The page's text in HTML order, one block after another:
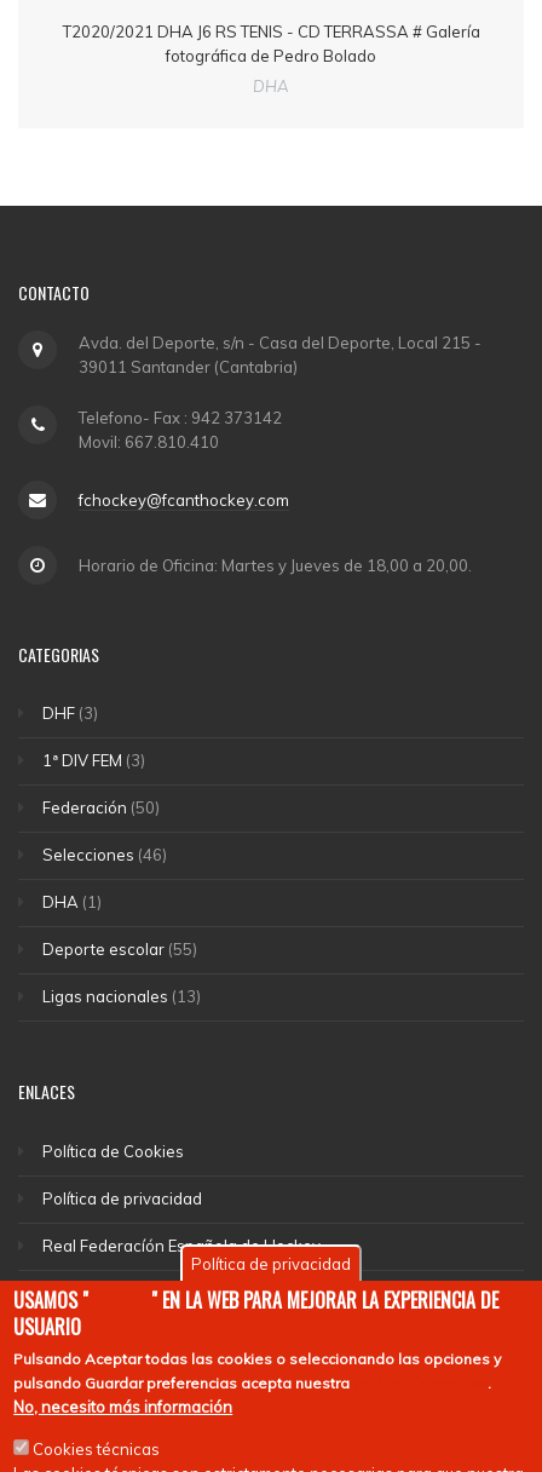
T2020/2021 DHA J6 RS TENIS - CD TERRASSA # Galería
fotográfica de Pedro Bolado
DHA
CONTACTO
Avda. del Deporte, s/n - Casa del Deporte, Local 215 -
39011 Santander (Cantabria)
Telefono- Fax : 942 373142
Movil: 667.810.410
fchockey@fcanthockey.com
Horario de Oficina: Martes y Jueves de 18,00 a 20,00.
CATEGORIAS
DHF (3)
1ª DIV FEM (3)
Federación (50)
Selecciones (46)
DHA (1)
Deporte escolar (55)
Ligas nacionales (13)
ENLACES
Política de Cookies
Política de privacidad
Real Federacíón Española de Hockey
EuroHockey
Política de privacidad
USAMOS "COOKIES " EN LA WEB PARA MEJORAR LA EXPERIENCIA DE
USUARIO
PulsandoAceptar todas las cookies o seleccionando las opciones y
pulsando Guardar preferencias acepta nuestra .
No, necesito más información
Cookies técnicas